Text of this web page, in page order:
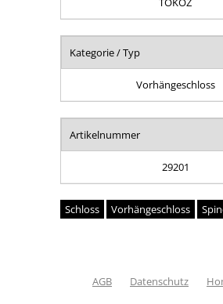
Kategorie / Typ
Vorhängeschloss
Artikelnummer
29201
Schloss Vorhängeschloss
AGB Datenschutz